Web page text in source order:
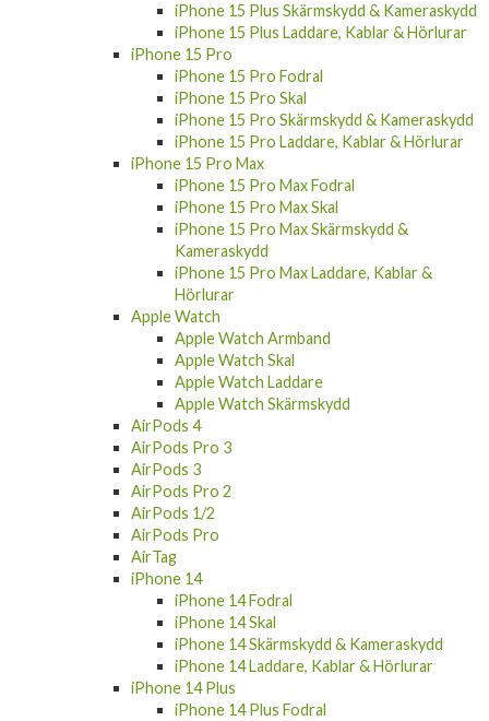
iPhone 15 Plus Laddare, Kablar & Hörlurar
iPhone 15 Pro
iPhone 15 Pro Fodral
iPhone 15 Pro Skal
iPhone 15 Pro Skärmskydd & Kameraskydd
iPhone 15 Pro Laddare, Kablar & Hörlurar
iPhone 15 Pro Max
iPhone 15 Pro Max Fodral
iPhone 15 Pro Max Skal
iPhone 15 Pro Max Skärmskydd &
Kameraskydd
iPhone 15 Pro Max Laddare, Kablar &
Hörlurar
Apple Watch
Apple Watch Armband
Apple Watch Skal
Apple Watch Laddare
Apple Watch Skärmskydd
AirPods 4
AirPods Pro 3
AirPods 3
AirPods Pro 2
AirPods 1/2
AirPods Pro
AirTag
iPhone 14
iPhone 14 Fodral
iPhone 14 Skal
iPhone 14 Skärmskydd & Kameraskydd
iPhone 14 Laddare, Kablar & Hörlurar
iPhone 14 Plus
iPhone 14 Plus Fodral
iPhone 14 Plus Skal